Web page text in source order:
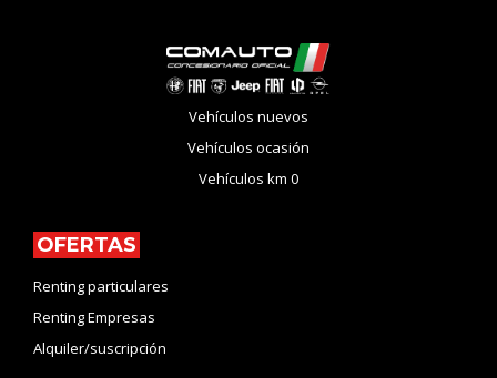
Vehículos nuevos
Vehículos ocasión
Vehículos km 0
OFERTAS
Renting particulares
Renting Empresas
Alquiler/suscripción